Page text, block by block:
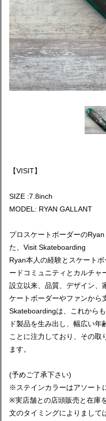
【VISIT】
SIZE :7.8inch
MODEL: RYAN GALLANT
プロスケートボーダーの
た、Visit Skateboarding
Ryan本人の経験とスケート
ードコミュニティとカルチャ
設立以来、品質、デザイン、
ケートボーダーやファンか
Skateboardingは、これから
ド製品を生み出し、幅広い
ことに注力しており、その取
ます。
(予めご了承下さい)
※ステインカラーはアソート
※実店舗との店頭販売と在庫
文のタイミングによりまして